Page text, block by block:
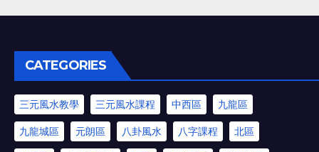
CATEGORIES
三元風水教學 三元風水課程 中西區 九龍區
九龍城區 元朗區 八卦風水 八字課程 北區